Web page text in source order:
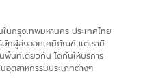
นกรุงเทพมหานคร ประเทศไทย
ษัทผู้ส่งออกเคมีภัณฑ์ แต่เรามี
นที่เดียวกัน ไดกิ้นให้บริการ
ตสาหกรรมประเภทต่างๆ